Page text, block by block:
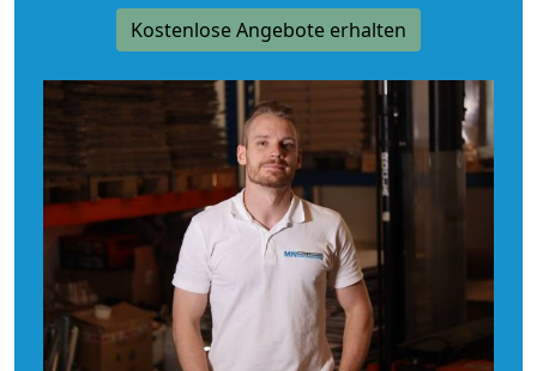
Kostenlose Angebote erhalten